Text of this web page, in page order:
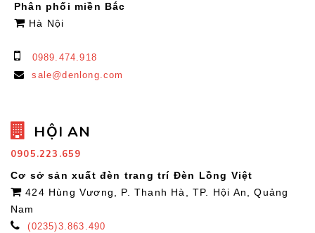
Phân phối miền Bắc
Hà Nội
0989.474.918
sale@denlong.com
HỘI AN
0905.223.659
Cơ sở sản xuất đèn trang trí Đèn Lồng Việt
424 Hùng Vương, P. Thanh Hà, TP. Hội An, Quảng
Nam
(0235)3.863.490